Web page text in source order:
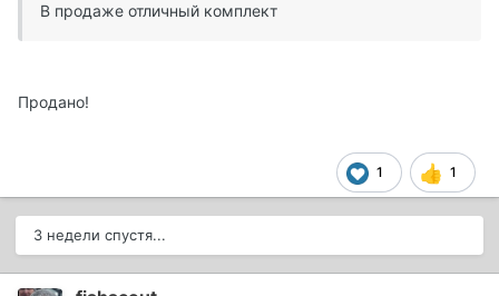
В продаже отличный комплект
Продано!
1 1
3 недели спустя...